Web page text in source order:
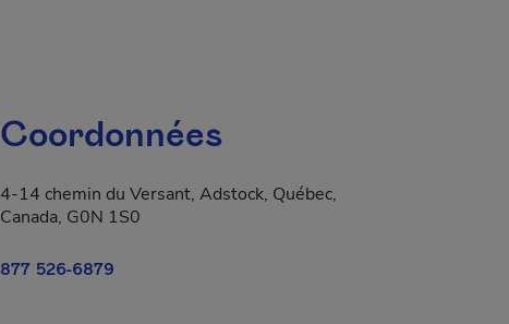
Coordonnées
4-14 chemin du Versant, Adstock, Québec,
Canada, G0N 1S0
877 526-6879